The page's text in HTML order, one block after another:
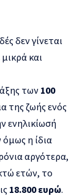
δεν γίνεται
και
των 100
της ζωής ενός
ενηλικίωσή
όμως η ίδια
αργότερα,
ετών, το
18.800 ευρώ.